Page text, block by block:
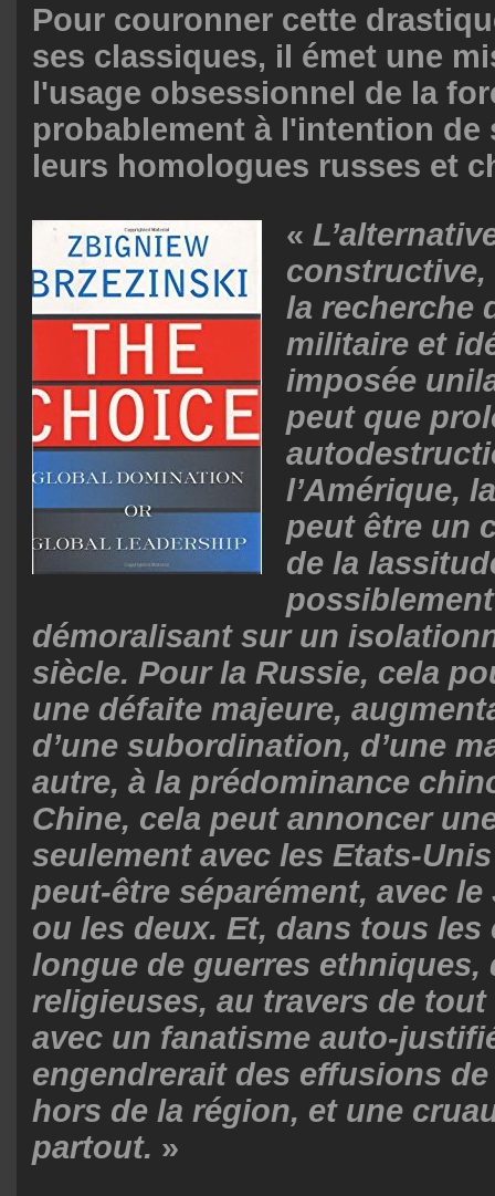
Pour couronner cette
ses classiques, il émet une
l'usage obsessionnel de la
probablement à l'intention de
leurs homologues russes et
«
constructive,
la recherche
militaire et
imposée
peut que
l’Amérique,
peut être un
de la
démoralisant sur un
siècle. Pour la Russie, cela
une défaite majeure,
d’une subordination, d’une
autre, à la prédominance
Chine, cela peut annoncer
seulement avec les Etats-
peut-être séparément, avec le
ou les deux. Et, dans tous les
longue de guerres ethniques,
religieuses, au travers de
avec un fanatisme auto-
engendrerait des effusions
hors de la région, et une
partout. »